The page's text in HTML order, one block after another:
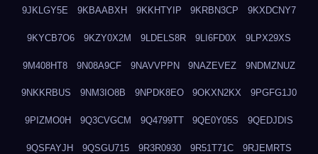
9JKLGY5E 9KBAABXH 9KKHTYIP 9KRBN3CP 9KXDCNY7
9KYCB7O6 9KZY0X2M 9LDELS8R 9LI6FD0X 9LPX29XS
9M408HT8 9N08A9CF 9NAVVPPN 9NAZEVEZ 9NDMZNUZ
9NKKRBUS 9NM3IO8B 9NPDK8EO 9OKXN2KX 9PGFG1J0
9PIZMO0H 9Q3CVGCM 9Q4799TT 9QE0Y05S 9QEDJDIS
9QSFAYJH 9QSGU715 9R3R0930 9R51T71C 9RJEMRTS